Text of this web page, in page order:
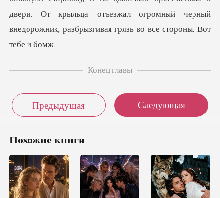
двери. От крыльца отъезж
Конец главы
Предыдущая Следующая
Похожие книги